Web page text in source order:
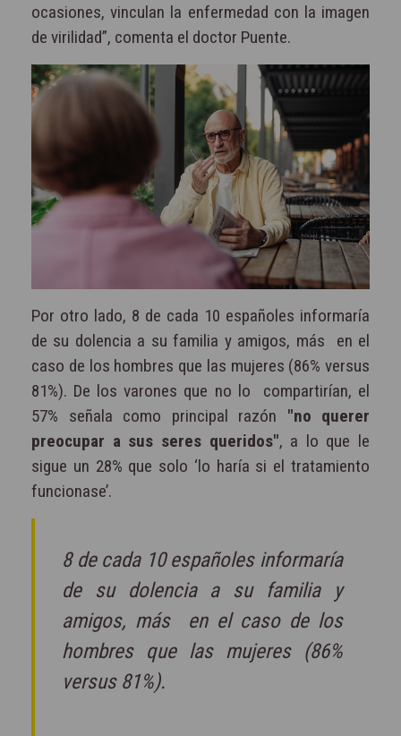
ocasiones, vinculan la enfermedad con la imagen
de virilidad”, comenta el doctor Puente.
Por otro lado, 8 de cada 10 españoles informaría
de su dolencia a su familia y amigos, más
en el
caso de los hombres que las mujeres (86% versus
81%). De los varones que no lo
compartirían, el
57% señala como principal razón "no querer
preocupar a sus seres queridos", a lo que le
sigue un 28% que solo ‘lo haría si el tratamiento
funcionase’.
8 de cada 10 españoles informaría
de su dolencia a su familia y
amigos, más en el caso de los
hombres que las mujeres (86%
versus 81%).